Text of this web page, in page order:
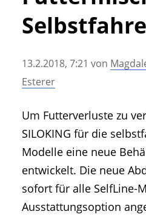
• Messen und
• Agritechnica
• Artikel nach
13.2.2018, 7:21 von
Esterer
Um Futterverluste zu
SILOKING für die
Modelle eine neue
entwickelt. Die neue
sofort für alle SelfLine-
Ausstattungsoption